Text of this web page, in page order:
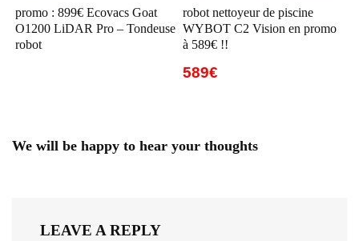
promo : 899€ Ecovacs Goat
O1200 LiDAR Pro – Tondeuse
robot
robot nettoyeur de piscine
WYBOT C2 Vision en promo
à 589€ !!
589€
We will be happy to hear your thoughts
LEAVE A REPLY